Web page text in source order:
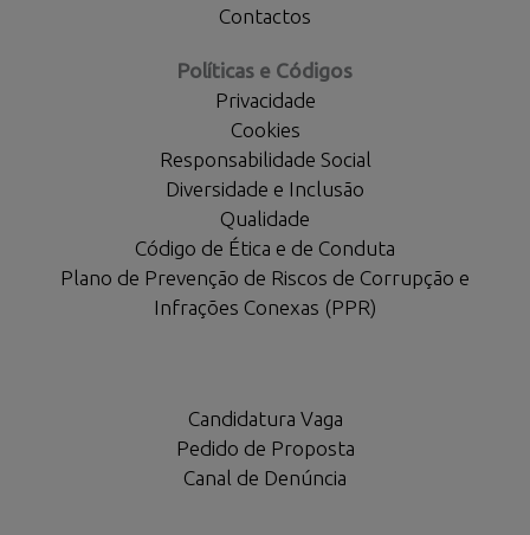
Contactos
Políticas e Códigos
Privacidade
Cookies
Responsabilidade Social
Diversidade e Inclusão
Qualidade
Código de Ética e de Conduta
Plano de Prevenção de Riscos de Corrupção e
Infrações Conexas (PPR)
Candidatura Vaga
Pedido de Proposta
Canal de Denúncia